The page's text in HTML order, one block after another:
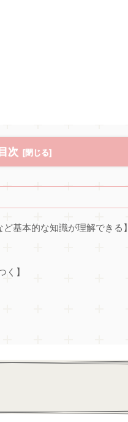
次
基本的な知識が理解できる】
く】